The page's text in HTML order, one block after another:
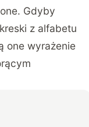
Gdyby
z alfabetu
one wyrażenie